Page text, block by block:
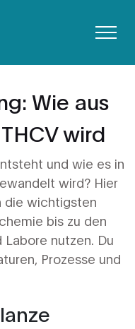
Wie aus
wird
und wie es in
wird? Hier
die wichtigsten
bis zu den
nutzen. Du
Prozesse und